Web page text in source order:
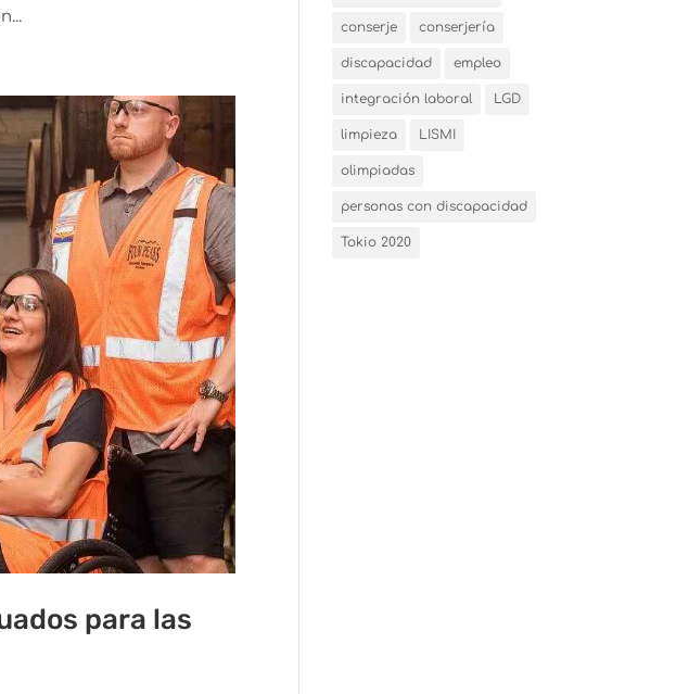
para las
conserje conserjería
discapacidad empleo
integración laboral LGD
limpieza LISMI
olimpiadas
personas con discapacidad
Tokio 2020